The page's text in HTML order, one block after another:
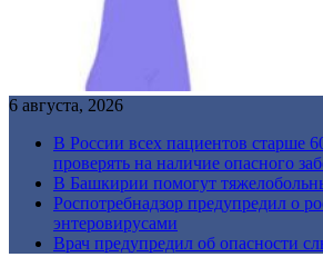
6 августа, 2026
В России всех пациентов старше
проверять на наличие опасного
В Башкирии помогут
Роспотребнадзор предупредил о
энтеровирусами
Врач предупредил об опасности